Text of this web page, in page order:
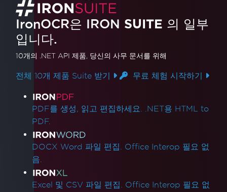
}
}
IronOCR은 IRON SUITE 의 일부
입니다.
10개의 .NET API 제품, 당신의 사무 문서를 위해
전체 10개 제품 Suite 받기 무료 체험 시작하기
제품 링크
PDF를 생성, 읽고 편집하세요. .NET용 HTML to
PDF.
DOCX Word 파일 편집. Office Interop 필요 없
음.
Excel 및 CSV 파일 편집. Office Interop 필요 없